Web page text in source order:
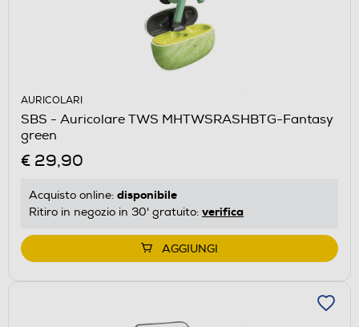
AURICOLARI
SBS - Auricolare TWS MHTWSRASHBTG-Fantasy
green
€ 29,90
Acquisto online: disponibile
Ritiro in negozio in 30' gratuito: verifica
AGGIUNGI